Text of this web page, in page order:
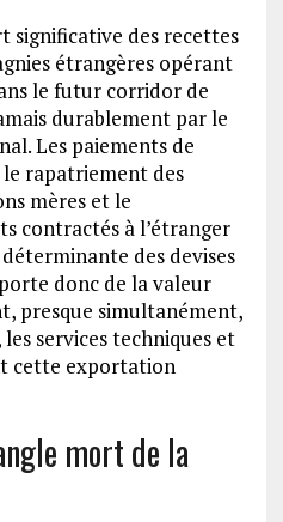
significative des recettes
étrangères opérant
le futur corridor de
durablement par le
Les paiements de
rapatriement des
mères et le
contractés à l’étranger
des devises
donc de la valeur
presque simultanément,
services techniques et
cette exportation
mort de la